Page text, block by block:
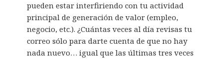
pueden estar interfiriendo con tu actividad
principal de generación de valor (empleo,
negocio, etc.). ¿Cuántas veces al día revisas tu
correo sólo para darte cuenta de que no hay
nada nuevo… igual que las últimas tres veces